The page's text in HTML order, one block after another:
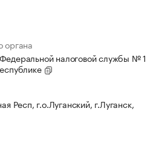
органа
налоговой службы № 1
Респ, г.о.Луганский, г.Луганск,